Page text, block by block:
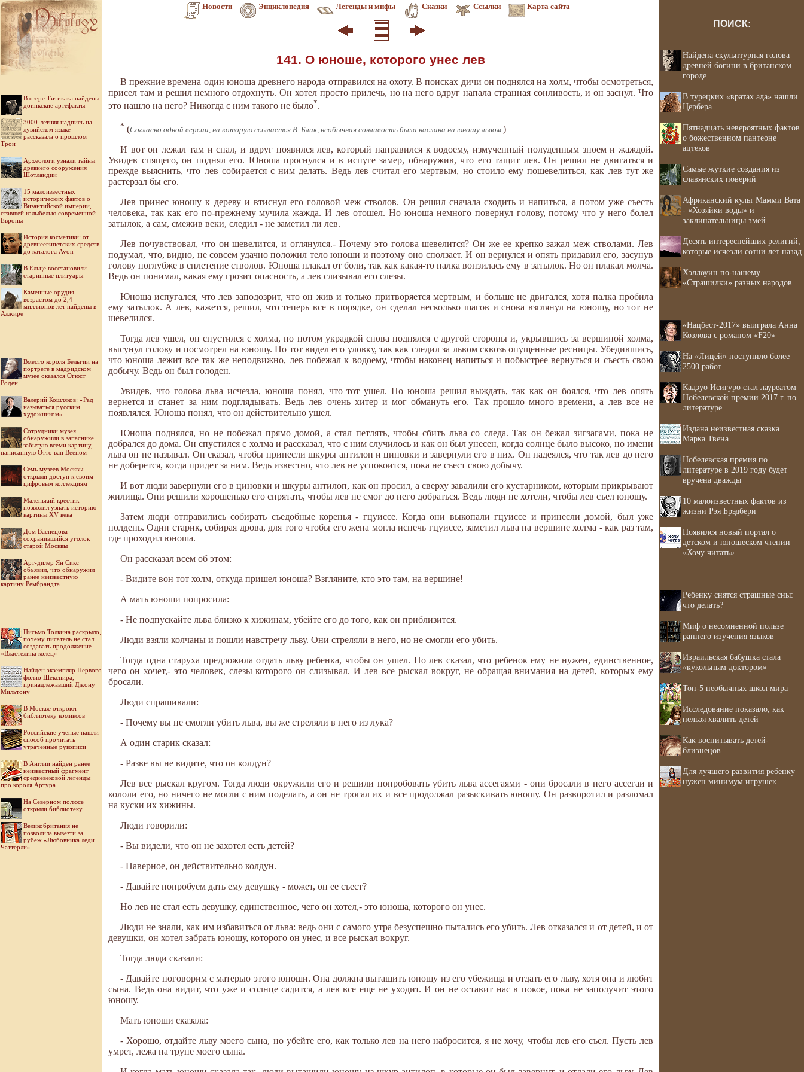
Новости Энциклопедия Легенды и мифы Сказки Ссылки Карта сайта
В озере Титикака найдены
доинкские артефакты
3000-летняя надпись на
лувийском языке
рассказала о прошлом
Трои
Археологи узнали тайны
древнего сооружения
Шотландии
15 малоизвестных
исторических фактов о
Византийской империи,
ставшей колыбелью современной
Европы
История косметики: от
древнеегипетских средств
до каталога Avon
В Ельце восстановили
старинные плитуары
Каменные орудия
возрастом до 2,4
миллионов лет найдены в
Алжире
Вместо короля Бельгии на
портрете в мадридском
музее оказался Огюст
Роден
Валерий Кошляков: «Рад
называться русским
художником»
Cотрудники музея
обнаружили в запаснике
забытую всеми картину,
написанную Отто ван Вееном
Семь музеев Москвы
открыли доступ к своим
цифровым коллекциям
Маленький крестик
позволил узнать историю
картины XV века
Дом Васнецова —
сохранившийся уголок
старой Москвы
Арт-дилер Ян Сикс
объявил, что обнаружил
ранее неизвестную
картину Рембрандта
Письмо Толкина раскрыло,
почему писатель не стал
создавать продолжение
«Властелина колец»
Найден экземпляр Первого
фолио Шекспира,
принадлежавший Джону
Мильтону
В Москве откроют
библиотеку комиксов
Российские ученые нашли
способ прочитать
утраченные рукописи
В Англии найден ранее
неизвестный фрагмент
средневековой легенды
про короля Артура
На Северном полюсе
открыли библиотеку
Великобритания не
позволила вывезти за
рубеж «Любовника леди
Чаттерли»
141. О юноше, которого унес лев
В прежние времена один юноша древнего народа отправился на охоту. В поисках дичи он поднялся на холм, чтобы осмотреться,
присел там и решил немного отдохнуть. Он хотел просто прилечь, но на него вдруг напала странная сонливость, и он заснул. Что
это нашло на него? Никогда с ним такого не было*.
* (Согласно одной версии, на которую ссылается В. Блик, необычная сонливость была наслана на юношу львом.)
И вот он лежал там и спал, и вдруг появился лев, который направился к водоему, измученный полуденным зноем и жаждой.
Увидев спящего, он поднял его. Юноша проснулся и в испуге замер, обнаружив, что его тащит лев. Он решил не двигаться и
прежде выяснить, что лев собирается с ним делать. Ведь лев считал его мертвым, но стоило ему пошевелиться, как лев тут же
растерзал бы его.
Лев принес юношу к дереву и втиснул его головой меж стволов. Он решил сначала сходить и напиться, а потом уже съесть
человека, так как его по-прежнему мучила жажда. И лев отошел. Но юноша немного повернул голову, потому что у него болел
затылок, а сам, смежив веки, следил - не заметил ли лев.
Лев почувствовал, что он шевелится, и оглянулся.- Почему это голова шевелится? Он же ее крепко зажал меж стволами. Лев
подумал, что, видно, не совсем удачно положил тело юноши и поэтому оно сползает. И он вернулся и опять придавил его, засунув
голову поглубже в сплетение стволов. Юноша плакал от боли, так как какая-то палка вонзилась ему в затылок. Но он плакал молча.
Ведь он понимал, какая ему грозит опасность, а лев слизывал его слезы.
Юноша испугался, что лев заподозрит, что он жив и только притворяется мертвым, и больше не двигался, хотя палка пробила
ему затылок. А лев, кажется, решил, что теперь все в порядке, он сделал несколько шагов и снова взглянул на юношу, но тот не
шевелился.
Тогда лев ушел, он спустился с холма, но потом украдкой снова поднялся с другой стороны и, укрывшись за вершиной холма,
высунул голову и посмотрел на юношу. Но тот видел его уловку, так как следил за львом сквозь опущенные ресницы. Убедившись,
что юноша лежит все так же неподвижно, лев побежал к водоему, чтобы наконец напиться и побыстрее вернуться и съесть свою
добычу. Ведь он был голоден.
Увидев, что голова льва исчезла, юноша понял, что тот ушел. Но юноша решил выждать, так как он боялся, что лев опять
вернется и станет за ним подглядывать. Ведь лев очень хитер и мог обмануть его. Так прошло много времени, а лев все не
появлялся. Юноша понял, что он действительно ушел.
Юноша поднялся, но не побежал прямо домой, а стал петлять, чтобы сбить льва со следа. Так он бежал зигзагами, пока не
добрался до дома. Он спустился с холма и рассказал, что с ним случилось и как он был унесен, когда солнце было высоко, но имени
льва он не называл. Он сказал, чтобы принесли шкуры антилоп и циновки и завернули его в них. Он надеялся, что так лев до него
не доберется, когда придет за ним. Ведь известно, что лев не успокоится, пока не съест свою добычу.
И вот люди завернули его в циновки и шкуры антилоп, как он просил, а сверху завалили его кустарником, которым прикрывают
жилища. Они решили хорошенько его спрятать, чтобы лев не смог до него добраться. Ведь люди не хотели, чтобы лев съел юношу.
Затем люди отправились собирать съедобные коренья - гцуиссе. Когда они выкопали гцуиссе и принесли домой, был уже
полдень. Один старик, собирая дрова, для того чтобы его жена могла испечь гцуиссе, заметил льва на вершине холма - как раз там,
где проходил юноша.
Он рассказал всем об этом:
- Видите вон тот холм, откуда пришел юноша? Взгляните, кто это там, на вершине!
А мать юноши попросила:
- Не подпускайте льва близко к хижинам, убейте его до того, как он приблизится.
Люди взяли колчаны и пошли навстречу льву. Они стреляли в него, но не смогли его убить.
Тогда одна старуха предложила отдать льву ребенка, чтобы он ушел. Но лев сказал, что ребенок ему не нужен, единственное,
чего он хочет,- это человек, слезы которого он слизывал. И лев все рыскал вокруг, не обращая внимания на детей, которых ему
бросали.
Люди спрашивали:
- Почему вы не смогли убить льва, вы же стреляли в него из лука?
А один старик сказал:
- Разве вы не видите, что он колдун?
Лев все рыскал кругом. Тогда люди окружили его и решили попробовать убить льва ассегаями - они бросали в него ассегаи и
кололи его, но ничего не могли с ним поделать, а он не трогал их и все продолжал разыскивать юношу. Он разворотил и разломал
на куски их хижины.
Люди говорили:
- Вы видели, что он не захотел есть детей?
- Наверное, он действительно колдун.
- Давайте попробуем дать ему девушку - может, он ее съест?
Но лев не стал есть девушку, единственное, чего он хотел,- это юноша, которого он унес.
Люди не знали, как им избавиться от льва: ведь они с самого утра безуспешно пытались его убить. Лев отказался и от детей, и от
девушки, он хотел забрать юношу, которого он унес, и все рыскал вокруг.
Тогда люди сказали:
- Давайте поговорим с матерью этого юноши. Она должна вытащить юношу из его убежища и отдать его льву, хотя она и любит
сына. Ведь она видит, что уже и солнце садится, а лев все еще не уходит. И он не оставит нас в покое, пока не заполучит этого
юношу.
Мать юноши сказала:
- Хорошо, отдайте льву моего сына, но убейте его, как только лев на него набросится, я не хочу, чтобы лев его съел. Пусть лев
умрет, лежа на трупе моего сына.
ПОИСК:
Найдена скульптурная голова
древней богини в британском
городе
В турецких «вратах ада» нашли
Цербера
Пятнадцать невероятных фактов
о божественном пантеоне
ацтеков
Самые жуткие создания из
славянских поверий
Африканский культ Мамми Вата
- «Хозяйки воды» и
заклинательницы змей
Десять интереснейших религий,
которые исчезли сотни лет назад
Хэллоуин по-нашему
«Страшилки» разных народов
«Нацбест-2017» выиграла Анна
Козлова с романом «F20»
На «Лицей» поступило более
2500 работ
Кадзуо Исигуро стал лауреатом
Нобелевской премии 2017 г. по
литературе
Издана неизвестная сказка
Марка Твена
Нобелевская премия по
литературе в 2019 году будет
вручена дважды
10 малоизвестных фактов из
жизни Рэя Брэдбери
Появился новый портал о
детском и юношеском чтении
«Хочу читать»
Ребенку снятся страшные сны:
что делать?
Миф о несомненной пользе
раннего изучения языков
Израильская бабушка стала
«кукольным доктором»
Топ-5 необычных школ мира
Исследование показало, как
нельзя хвалить детей
Как воспитывать детей-
близнецов
Для лучшего развития ребенку
нужен минимум игрушек